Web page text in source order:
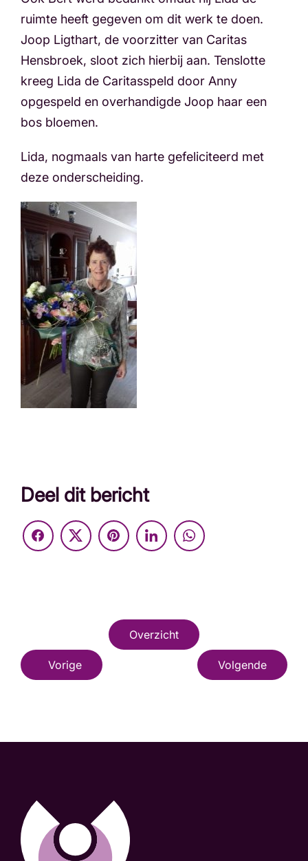
ruimte heeft gegeven om dit werk te doen.
Joop Ligthart, de voorzitter van Caritas
Hensbroek, sloot zich hierbij aan. Tenslotte
kreeg Lida de Caritasspeld door Anny
opgespeld en overhandigde Joop haar een
bos bloemen.
Lida, nogmaals van harte gefeliciteerd met
deze onderscheiding.
Deel dit bericht
Overzicht
Vorige Volgende